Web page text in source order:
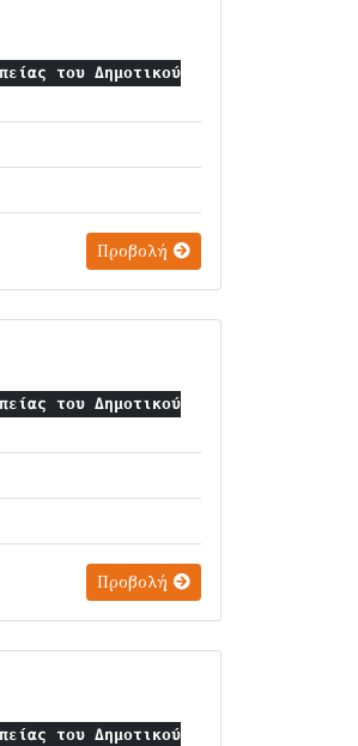
του Δημοτικού
Προβολή
του Δημοτικού
Προβολή
του Δημοτικού